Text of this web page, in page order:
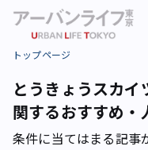
トップページ
とうきょうスカ
関するおすすめ・
条件に当てはまる記事